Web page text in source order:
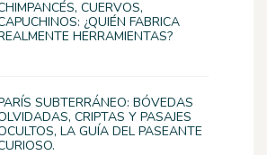
CUERVOS,
¿QUIÉN FABRICA
HERRAMIENTAS?
SUBTERRÁNEO: BÓVEDAS
CRIPTAS Y PASAJES
LA GUÍA DEL PASEANTE